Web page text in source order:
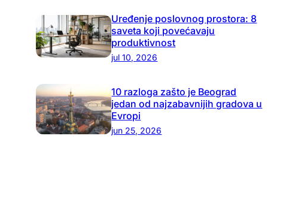
Uređenje poslovnog prostora: 8
saveta koji povećavaju
produktivnost
jul 10, 2026
10 razloga zašto je Beograd
jedan od najzabavnijih gradova u
Evropi
jun 25, 2026